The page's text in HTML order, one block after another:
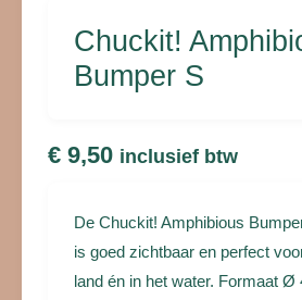
Chuckit!
Bumper S
€ 9,50 inclusief btw
De Chuckit! Amphibious
is goed zichtbaar en perfect
land én in het water. Formaat Ø